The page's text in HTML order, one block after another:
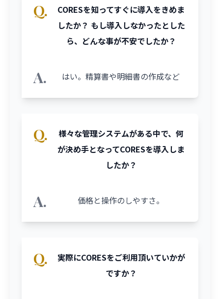
Q.
CORESを知ってすぐに導入をきめま
したか？ もし導入しなかったとした
ら、どんな事が不安でしたか？
A. はい。精算書や明細書の作成など
Q.
様々な管理システムがある中で、何
が決め手となってCORESを導入しま
したか？
A. 価格と操作のしやすさ。
Q.
実際にCORESをご利用頂いていかが
ですか？